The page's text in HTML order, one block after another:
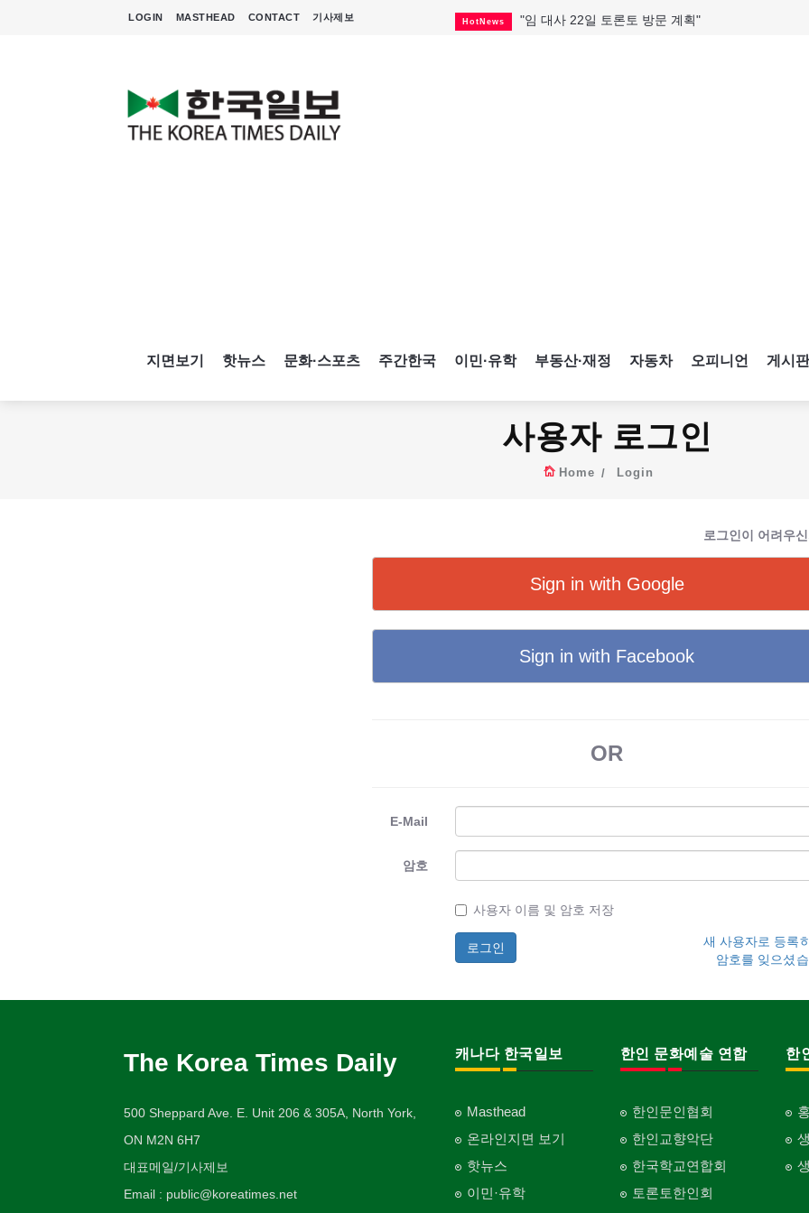
LOGIN MASTHEAD CONTACT 기사제보 HotNews "임 대사 22일 토론토 방문 계획"
지면보기 핫뉴스 문화·스포츠 주간한국 이민·유학 부동산·재정 자동차 오피니언 게시판
사용자 로그인
Home Login
로그인이 어려우
Sign in with Google
Sign in with Facebook
OR
E-Mail
암호
사용자 이름 및 암호 저장
새 사용자로 등록
암호를 잊으셨
The Korea Times Daily
500 Sheppard Ave. E. Unit 206 & 305A, North York,
ON M2N 6H7
대표메일/기사제보
Email : public@koreatimes.net
캐나다 한국일보
Masthead
온라인지면 보기
핫뉴스
이민·유학
한인 문화예술 연합
한인문인협회
한인교향악단
한국학교연합회
토론토한인회
한